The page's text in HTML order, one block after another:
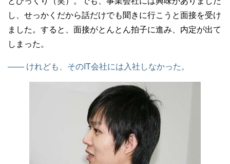
し、せっかくだから話だけでも聞きに行こうと面接を受け
ました。すると、面接がとんとん拍子に進み、内定が出て
しまった。
—— けれども、そのIT会社には入社しなかった。